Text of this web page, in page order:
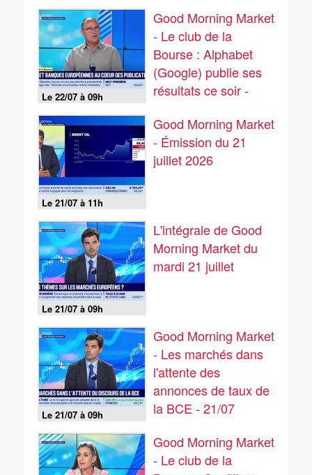
Le 22/07 à 09h
Good Morning Market
- Le club de la
Bourse : Alphabet
(Google) publie ses
résultats ce soir -
Le 21/07 à 11h
Good Morning Market
- Émission du 21
juillet 2026
Le 21/07 à 09h
L'intégrale de Good
Morning Market du
mardi 21 juillet
Le 21/07 à 09h
Good Morning Market
- Les marchés dans
l'attente des
annonces de taux de
la BCE - 21/07
Good Morning Market
- Le club de la